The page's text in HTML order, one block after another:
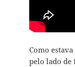
Como
pelo lado